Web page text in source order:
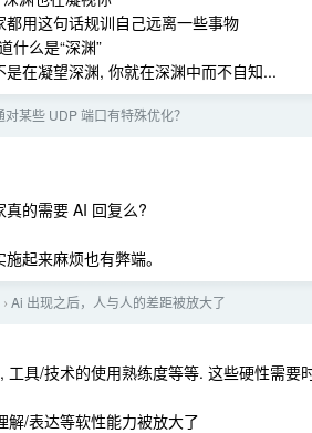
用这句话规训自己远离一些事物
什么是“深渊”
在凝望深渊, 你就在深渊中而不自知...
对某些 UDP 端口有特殊优化？
的需要 AI 回复么?
起来麻烦也有弊端。
› Ai 出现之后，人与人的差距被放大了
工具/技术的使用熟练度等等. 这些硬性需要
解/表达等软性能力被放大了